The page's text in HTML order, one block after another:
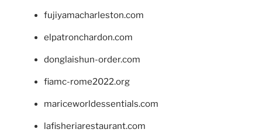
fujiyamacharleston.com
elpatronchardon.com
donglaishun-order.com
fiamc-rome2022.org
mariceworldessentials.com
lafisheriarestaurant.com